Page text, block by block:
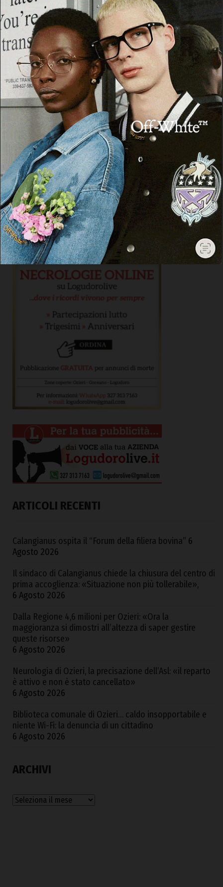
ARTICOLI RECENTI
Calangianus ospita il “Forum della filiera bovina” 6
Agosto 2026
Il sindaco di Calangianus chiede la chiusura del centro di
prima accoglienza: «Situazione non più tollerabile»,
6 Agosto 2026
Dalla Regione 4,6 milioni per Ozieri: «Ora la
maggioranza si dimostri all’altezza di saper gestire
queste risorse»
6 Agosto 2026
Neurologia di Ozieri, la precisazione dell’Asl: «il reparto
è attivo e non è stato cancellato»
6 Agosto 2026
Biblioteca comunale di Ozieri… caldo insopportabile e
niente Wi-Fi: la denuncia di un cittadino
6 Agosto 2026
ARCHIVI
Archivi